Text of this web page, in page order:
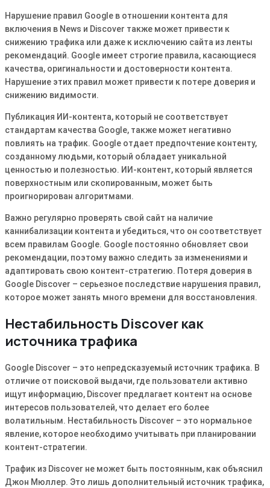
Нарушение правил Google в отношении контента для
включения в News и Discover также может привести к
снижению трафика или даже к исключению сайта из ленты
рекомендаций․ Google имеет строгие правила, касающиеся
качества, оригинальности и достоверности контента․
Нарушение этих правил может привести к потере доверия и
снижению видимости․
Публикация ИИ-контента, который не соответствует
стандартам качества Google, также может негативно
повлиять на трафик․ Google отдает предпочтение контенту,
созданному людьми, который обладает уникальной
ценностью и полезностью․ ИИ-контент, который является
поверхностным или скопированным, может быть
проигнорирован алгоритмами․
Важно регулярно проверять свой сайт на наличие
каннибализации контента и убедиться, что он соответствует
всем правилам Google․ Google постоянно обновляет свои
рекомендации, поэтому важно следить за изменениями и
адаптировать свою контент-стратегию․ Потеря доверия в
Google Discover – серьезное последствие нарушения правил,
которое может занять много времени для восстановления․
Нестабильность Discover как
источника трафика
Google Discover – это непредсказуемый источник трафика․ В
отличие от поисковой выдачи, где пользователи активно
ищут информацию, Discover предлагает контент на основе
интересов пользователей, что делает его более
волатильным․ Нестабильность Discover – это нормальное
явление, которое необходимо учитывать при планировании
контент-стратегии․
Трафик из Discover не может быть постоянным, как объяснил
Джон Мюллер․ Это лишь дополнительный источник трафика,